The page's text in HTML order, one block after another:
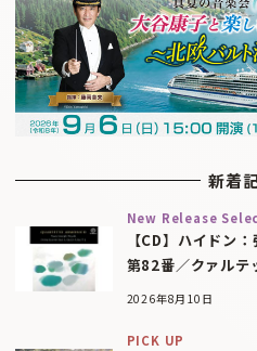
新着
New Release
【CD】ハイドン
第82番／クァルテ
2026年8月10日
PICK UP